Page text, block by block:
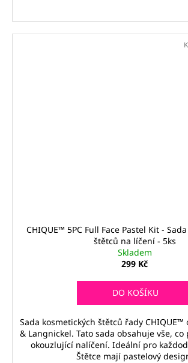
CHIQUE™ 5PC Full Face Pastel Kit -
štětců na líčení - 5ks
Skladem
299 Kč
DO KOŠÍKU
Sada kosmetických štětců řady CHIQUE™
& Langnickel. Tato sada obsahuje vše,
okouzlující nalíčení. Ideální pro
Štětce mají pastelový